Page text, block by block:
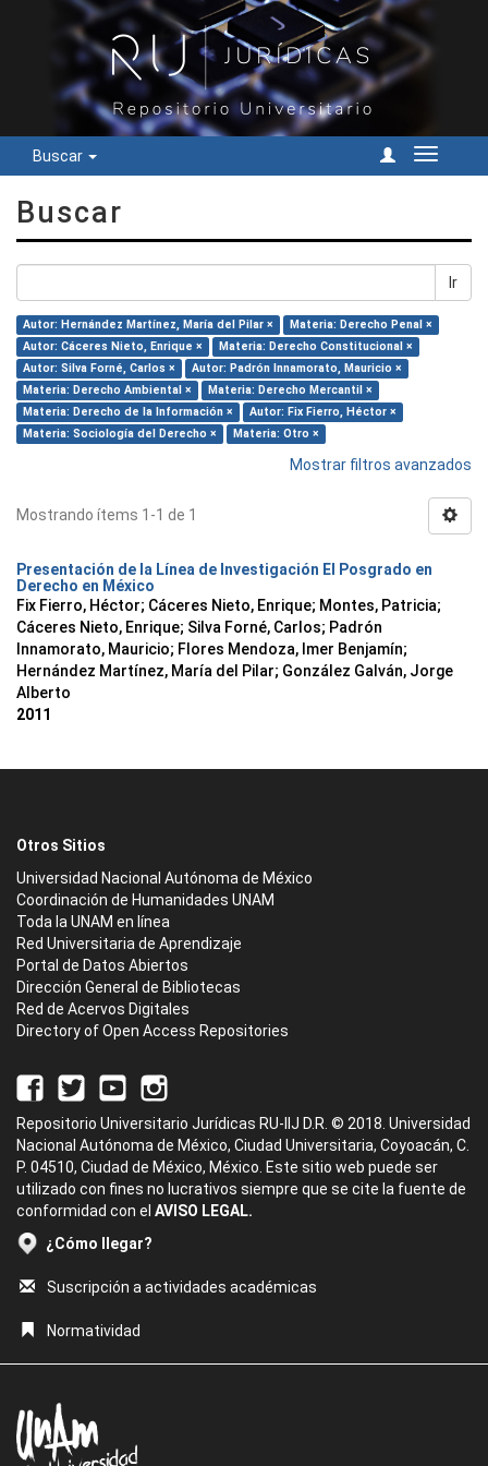
Buscar
Cambiar
Buscar
Ir
Autor: Hernández Martínez, María del Pilar ×
Materia: Derecho Penal ×
Autor: Cáceres Nieto, Enrique ×
Materia: Derecho Constitucional ×
Autor: Silva Forné, Carlos ×
Autor: Padrón Innamorato, Mauricio ×
Materia: Derecho Ambiental ×
Materia: Derecho Mercantil ×
Materia: Derecho de la Información ×
Autor: Fix Fierro, Héctor ×
Materia: Sociología del Derecho ×
Materia: Otro ×
Mostrar filtros avanzados
Mostrando ítems 1-1 de 1
Presentación de la Línea de Investigación El Posgrado en
Derecho en México
Fix Fierro, Héctor; Cáceres Nieto, Enrique; Montes, Patricia;
Cáceres Nieto, Enrique; Silva Forné, Carlos; Padrón
Innamorato, Mauricio; Flores Mendoza, Imer Benjamín;
Hernández Martínez, María del Pilar; González Galván, Jorge
Alberto
2011
Otros Sitios
Universidad Nacional Autónoma de México
Coordinación de Humanidades UNAM
Toda la UNAM en línea
Red Universitaria de Aprendizaje
Portal de Datos Abiertos
Dirección General de Bibliotecas
Red de Acervos Digitales
Directory of Open Access Repositories
Repositorio Universitario Jurídicas RU-IIJ D.R. © 2018. Universidad
Nacional Autónoma de México, Ciudad Universitaria, Coyoacán, C.
P. 04510, Ciudad de México, México. Este sitio web puede ser
utilizado con fines no lucrativos siempre que se cite la fuente de
conformidad con el AVISO LEGAL.
¿Cómo llegar?
Suscripción a actividades académicas
Normatividad